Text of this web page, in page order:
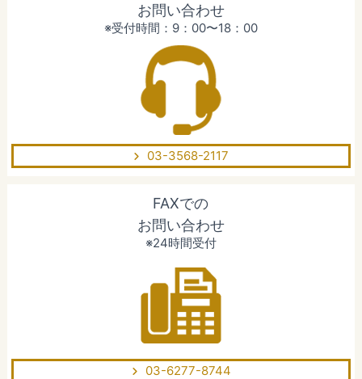
お問い合わせ
※受付時間：9：00〜18：00
03-3568-2117
FAXでの
お問い合わせ
※24時間受付
03-6277-8744